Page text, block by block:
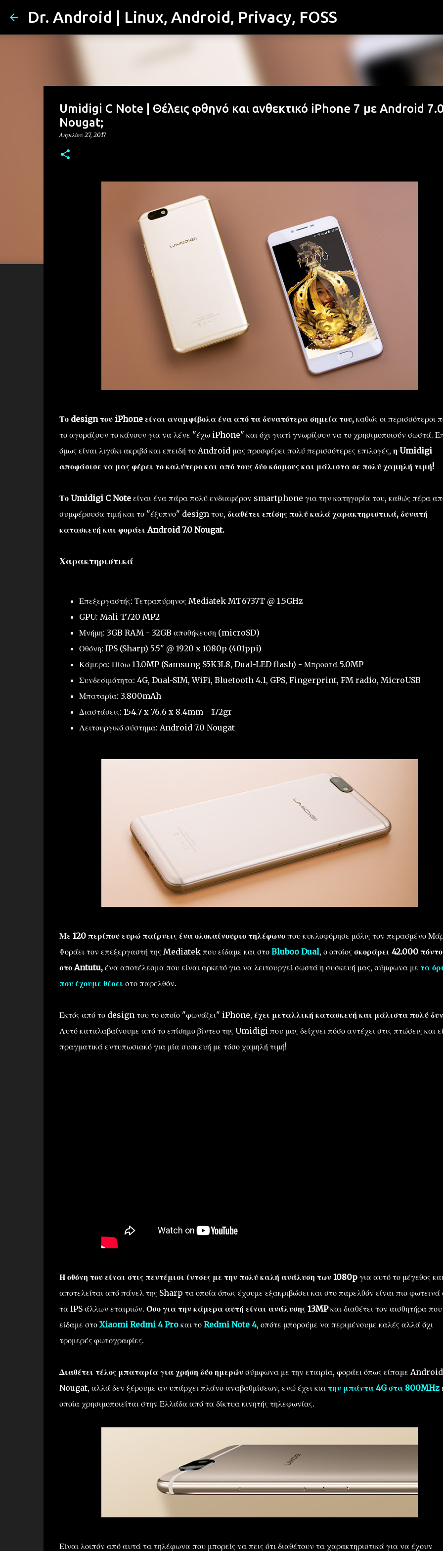
Μετάβαση στο κύριο περιεχόμενο
Dr. Android | Linux, Android, Privacy, FOSS
Umidigi C Note | Θέλεις φθηνό και ανθεκτικό iPhone 7 με Android
Nougat;
Απριλίου 27, 2017
Το design του iPhone είναι αναμφίβολα ένα από τα δυνατότερα σημεία του,καθώς οι περισσότεροι
το αγοράζουν το κάνουν για να λένε "έχω iPhone" και όχι γιατί γνωρίζουν να το χρησιμοποιούν σωστά.
όμως είναι λιγάκι ακριβό και επειδή το Android μας προσφέρει πολύ περισσότερες επιλογές, η Umidigi
αποφάσισε να μας φέρει το καλύτερο και από τους δύο κόσμους και μάλιστα σε πολύ χαμηλή τιμή!
Το Umidigi C Noteείναι ένα πάρα πολύ ενδιαφέρον smartphone για την κατηγορία του, καθώς πέρα
συμφέρουσα τιμή και το "έξυπνο" design του, διαθέτει επίσης πολύ καλά χαρακτηριστικά, δυνατή
κατασκευή και φοράει Android 7.0 Nougat.
Χαρακτηριστικά
Επεξεργαστής: Τετραπύρηνος Mediatek MT6737T @ 1.5GHz
GPU: Mali T720 MP2
Μνήμη: 3GB RAM - 32GB αποθήκευση (microSD)
Οθόνη: IPS (Sharp) 5.5" @ 1920 x 1080p (401ppi)
Κάμερα: Πίσω 13.0MP (Samsung S5K3L8, Dual-LED flash) - Μπροστά 5.0MP
Συνδεσιμότητα: 4G, Dual-SIM, WiFi, Bluetooth 4.1, GPS, Fingerprint, FM radio, MicroUSB
Μπαταρία: 3.800mAh
Διαστάσεις: 154.7 x 76.6 x 8.4mm - 172gr
Λειτουργικό σύστημα: Android 7.0 Nougat
Με 120 περίπου ευρώ παίρνεις ένα ολοκαίνουριο τηλέφωνοπου κυκλοφόρησε μόλις τον περασμένο
Φοράει τον επεξεργαστή της Mediatek που είδαμε και στο Bluboo Dual, ο οποίος σκοράρει 42.000
στο Antutu,ένα αποτέλεσμα που είναι αρκετό για να λειτουργεί σωστά η συσκευή μας, σύμφωνα με τα
που έχουμε θέσει στο παρελθόν.
Εκτός από το design του το οποίο "φωνάζει" iPhone, έχει μεταλλική κατασκευή και μάλιστα πολύ
Αυτό καταλαβαίνουμε από το επίσημο βίντεο της Umidigi που μας δείχνει πόσο αντέχει στις πτώσεις και
πραγματικά εντυπωσιακό για μία συσκευή με τόσο χαμηλή τιμή!
Η οθόνη του είναι στις πεντέμισι ίντσες με την πολύ καλή ανάλυση των 1080pγια αυτό το μέγεθος
αποτελείται από πάνελ της Sharp τα οποία όπως έχουμε εξακριβώσει και στο παρελθόν είναι πιο φωτεινά
τα IPS άλλων εταιριών. Όσο για την κάμερα αυτή είναι ανάλυσης 13MPκαι διαθέτει τον αισθητήρα που
είδαμε στο Xiaomi Redmi 4 Proκαι το Redmi Note 4, οπότε μπορούμε να περιμένουμε καλές αλλά όχι
τρομερές φωτογραφίες.
Διαθέτει τέλος μπαταρία για χρήση δύο ημερώνσύμφωνα με την εταιρία, φοράει όπως είπαμε
Nougat, αλλά δεν ξέρουμε αν υπάρχει πλάνο αναβαθμίσεων, ενώ έχει και την μπάντα 4G στα 800MHz
οποία χρησιμοποιείται στην Ελλάδα από τα δίκτυα κινητής τηλεφωνίας.
Είναι λοιπόν από αυτά τα τηλέφωνα που μπορείς να πεις ότι διαθέτουν τα χαρακτηριστικά για να έχουν